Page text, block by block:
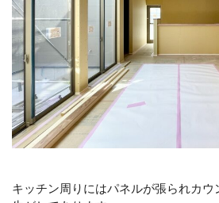
キッチン周りにはパネルが張られカウ